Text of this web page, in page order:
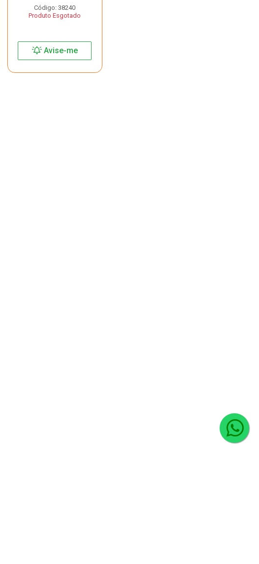
Código: 38240
Produto Esgotado
Avise-me